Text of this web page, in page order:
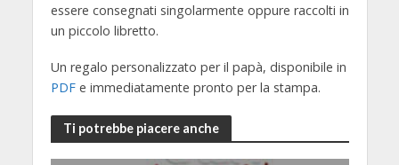
essere consegnati singolarmente oppure raccolti in
un piccolo libretto.
Un regalo personalizzato per il papà, disponibile in
PDFe immediatamente pronto per la stampa.
Ti potrebbe piacere anche